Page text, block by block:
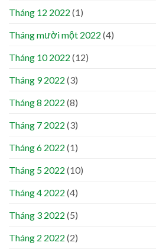
Tháng 12 2022 (1)
Tháng mười một 2022 (4)
Tháng 10 2022 (12)
Tháng 9 2022 (3)
Tháng 8 2022 (8)
Tháng 7 2022 (3)
Tháng 6 2022 (1)
Tháng 5 2022 (10)
Tháng 4 2022 (4)
Tháng 3 2022 (5)
Tháng 2 2022 (2)